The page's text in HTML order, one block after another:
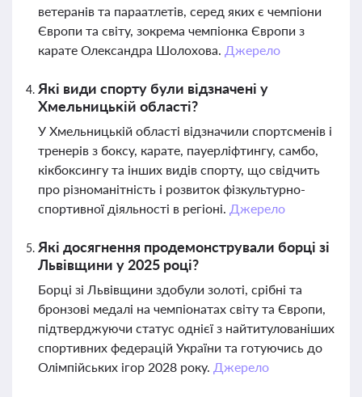
ветеранів та параатлетів, серед яких є чемпіони
Європи та світу, зокрема чемпіонка Європи з
карате Олександра Шолохова. Джерело
Які види спорту були відзначені у
Хмельницькій області?
У Хмельницькій області відзначили спортсменів і
тренерів з боксу, карате, пауерліфтингу, самбо,
кікбоксингу та інших видів спорту, що свідчить
про різноманітність і розвиток фізкультурно-
спортивної діяльності в регіоні. Джерело
Які досягнення продемонстрували борці зі
Львівщини у 2025 році?
Борці зі Львівщини здобули золоті, срібні та
бронзові медалі на чемпіонатах світу та Європи,
підтверджуючи статус однієї з найтитулованіших
спортивних федерацій України та готуючись до
Олімпійських ігор 2028 року. Джерело